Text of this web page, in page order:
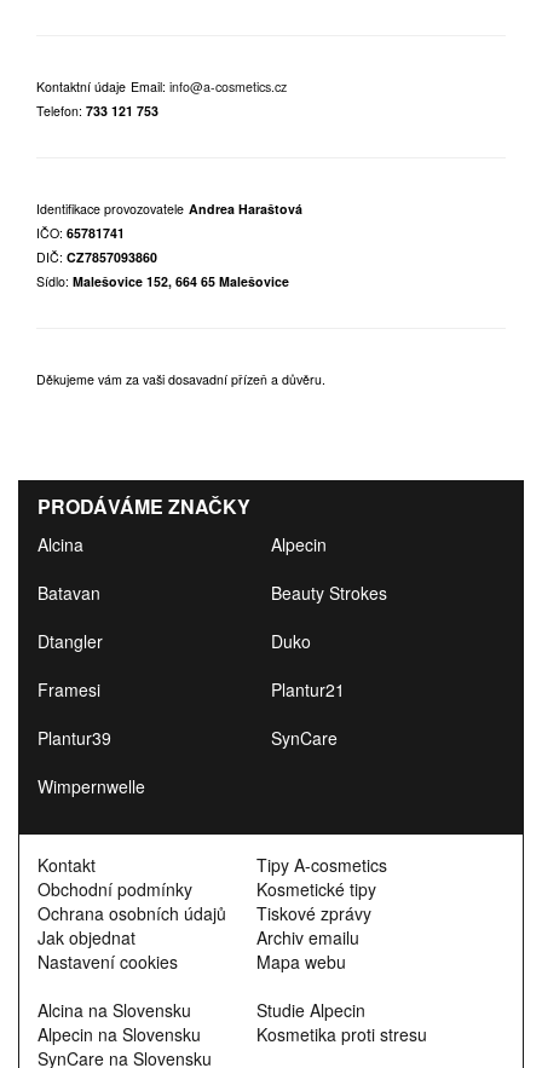
Kontaktní údaje Email: info@a-cosmetics.cz
Telefon: 733 121 753
Identifikace provozovatele Andrea Haraštová
IČO: 65781741
DIČ: CZ7857093860
Sídlo: Malešovice 152, 664 65 Malešovice
Děkujeme vám za vaši dosavadní přízeň a důvěru.
PRODÁVÁME ZNAČKY
Alcina
Alpecin
Batavan
Beauty Strokes
Dtangler
Duko
Framesi
Plantur21
Plantur39
SynCare
Wimpernwelle
Kontakt
Obchodní podmínky
Ochrana osobních údajů
Jak objednat
Nastavení cookies
Alcina na Slovensku
Alpecin na Slovensku
SynCare na Slovensku
Tipy A-cosmetics
Kosmetické tipy
Tiskové zprávy
Archiv emailu
Mapa webu
Studie Alpecin
Kosmetika proti stresu